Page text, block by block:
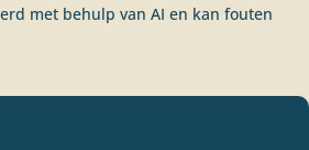
met behulp van AI en kan fouten